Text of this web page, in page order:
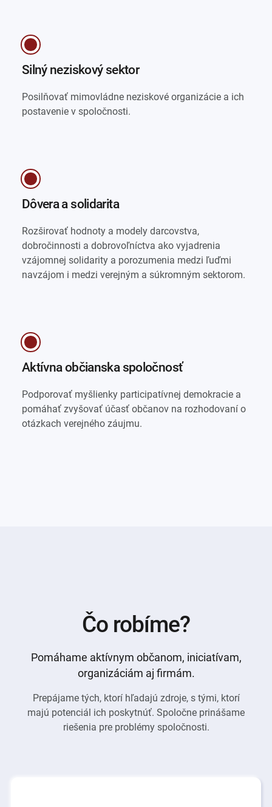
Silný neziskový sektor
Posilňovať mimovládne neziskové organizácie a ich
postavenie v spoločnosti.
Dôvera a solidarita
Rozširovať hodnoty a modely darcovstva,
dobročinnosti a dobrovoľníctva ako vyjadrenia
vzájomnej solidarity a porozumenia medzi ľuďmi
navzájom i medzi verejným a súkromným sektorom.
Aktívna občianska spoločnosť
Podporovať myšlienky participatívnej demokracie a
pomáhať zvyšovať účasť občanov na rozhodovaní o
otázkach verejného záujmu.
Čo robíme?
Pomáhame aktívnym občanom, iniciatívam,
organizáciám aj firmám.
Prepájame tých, ktorí hľadajú zdroje, s tými, ktorí
majú potenciál ich poskytnúť. Spoločne prinášame
riešenia pre problémy spoločnosti.